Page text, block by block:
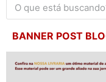
BANNER POST